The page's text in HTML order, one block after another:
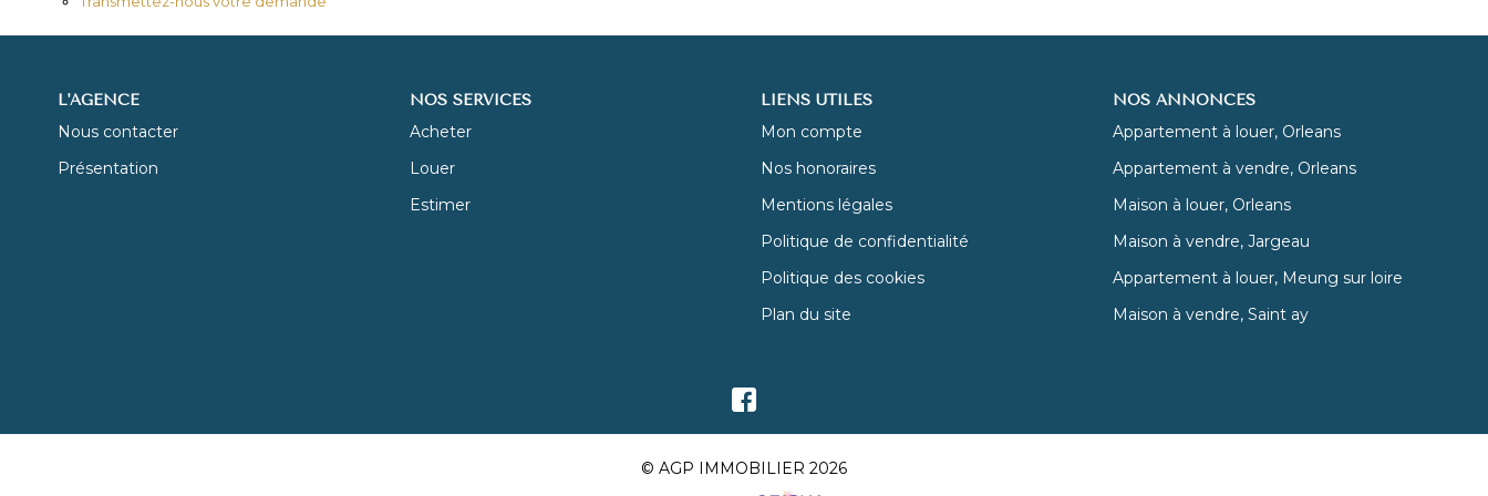
L'AGENCE
Nous contacter
Présentation
NOS SERVICES
Acheter
Louer
Estimer
LIENS UTILES
Mon compte
Nos honoraires
Mentions légales
Politique de confidentialité
Politique des cookies
Plan du site
NOS ANNONCES
Appartement à louer, Orleans
Appartement à vendre, Orleans
Maison à louer, Orleans
Maison à vendre, Jargeau
Appartement à louer, Meung sur loire
Maison à vendre, Saint ay
© AGP IMMOBILIER 2026